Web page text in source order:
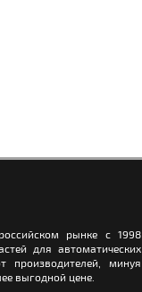
рынке с 1998
для автоматических
минуя
выгодной цене.